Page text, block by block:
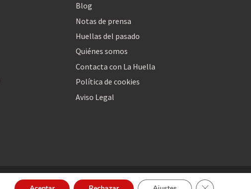
Blog
Notas de prensa
Huellas del pasado
Quiénes somos
Contacta con La Huella
Política de cookies
Aviso Legal
Cerrar el